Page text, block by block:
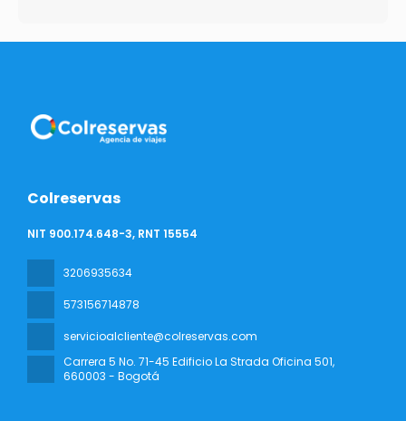
Colreservas
NIT 900.174.648-3, RNT 15554
3206935634
573156714878
servicioalcliente@colreservas.com
Carrera 5 No. 71-45 Edificio La Strada Oficina 501,
660003 - Bogotá